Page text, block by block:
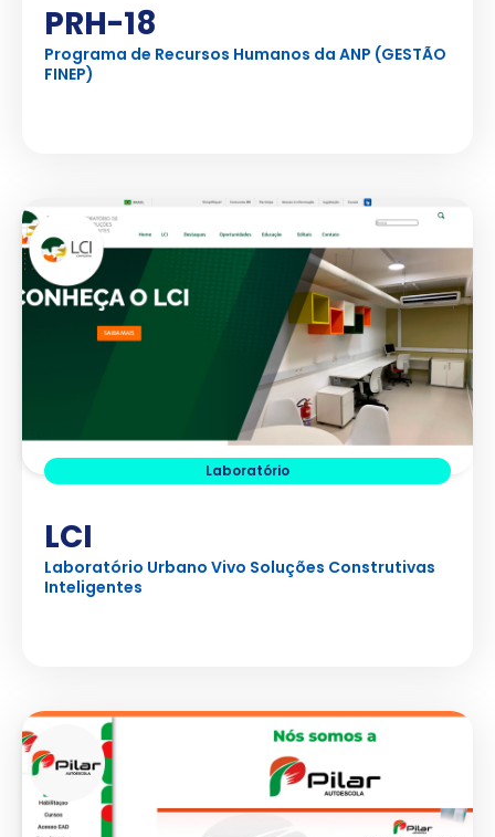
PRH-18
Programa de Recursos Humanos da ANP (GESTÃO
FINEP)
Laboratório
LCI
Laboratório Urbano Vivo Soluções Construtivas
Inteligentes